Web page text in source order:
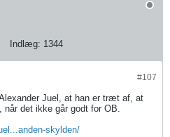
Indlæg: 1344
#107
Juel, at han er træt af, at
når det ikke går godt for OB.
skylden/